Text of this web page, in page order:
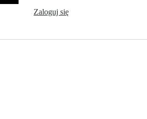
Zaloguj się